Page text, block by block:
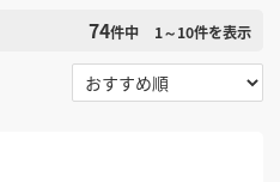
74件中 1～10件を表示